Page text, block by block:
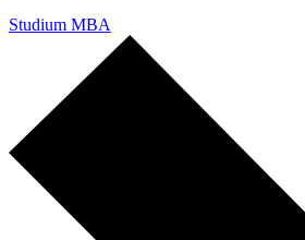
Studium MBA